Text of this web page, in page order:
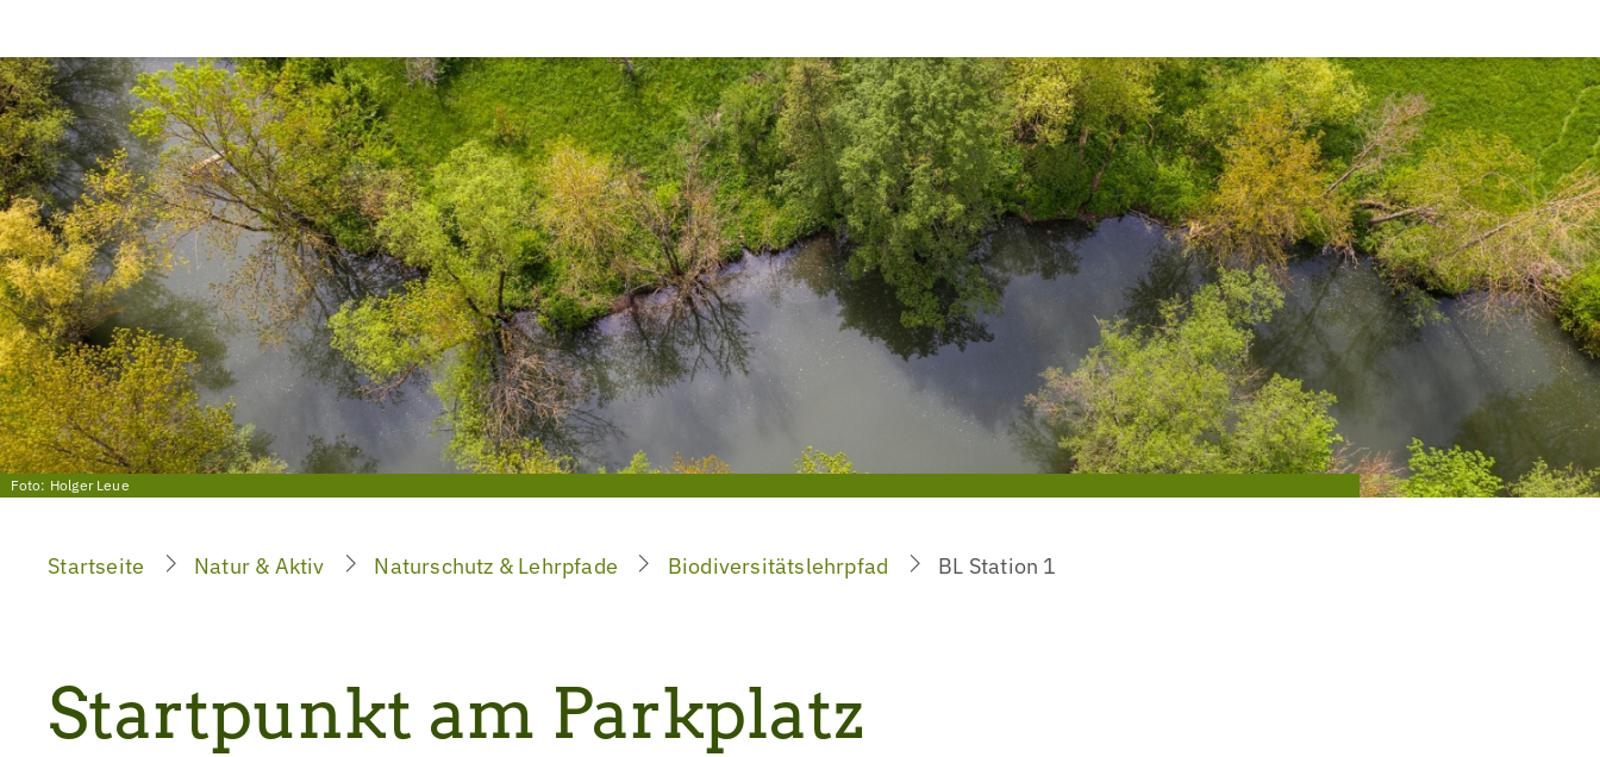
Foto: Holger Leue
Startseite Natur & Aktiv Naturschutz & Lehrpfade Biodiversitätslehrpfad BL Station 1
Startpunkt am Parkplatz